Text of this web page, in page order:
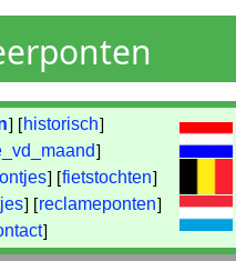
] [ historisch]
]
] [fietstochten]
] [reclameponten]
]